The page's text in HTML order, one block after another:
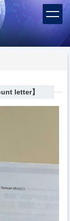
letter】